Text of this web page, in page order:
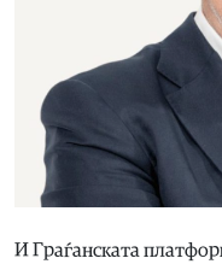
И Граѓанската